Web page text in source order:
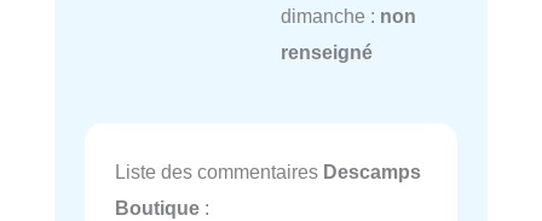
dimanche : non
renseigné
Liste des commentaires Descamps
Boutique :